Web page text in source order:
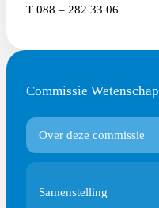
T 088 – 282 33 06
Commissie Wetenschap
Over deze commissie
Samenstelling